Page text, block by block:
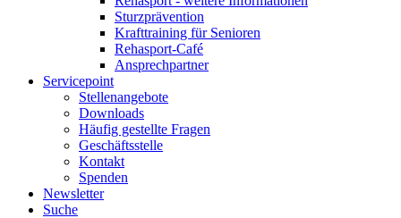
Sturzprävention
Krafttraining für Senioren
Rehasport-Café
Ansprechpartner
Servicepoint
Stellenangebote
Downloads
Häufig gestellte Fragen
Geschäftsstelle
Kontakt
Spenden
Newsletter
Suche